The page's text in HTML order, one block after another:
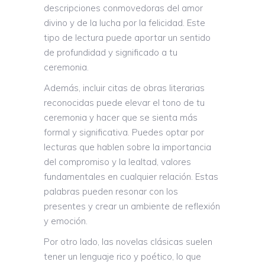
descripciones conmovedoras del amor
divino y de la lucha por la felicidad. Este
tipo de lectura puede aportar un sentido
de profundidad y significado a tu
ceremonia.
Además, incluir citas de obras literarias
reconocidas puede elevar el tono de tu
ceremonia y hacer que se sienta más
formal y significativa. Puedes optar por
lecturas que hablen sobre la importancia
del compromiso y la lealtad, valores
fundamentales en cualquier relación. Estas
palabras pueden resonar con los
presentes y crear un ambiente de reflexión
y emoción.
Por otro lado, las novelas clásicas suelen
tener un lenguaje rico y poético, lo que